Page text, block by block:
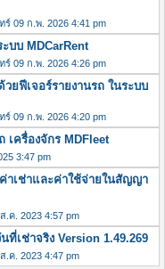
ร์ 09 ก.พ. 2026 4:41 pm
บบ MDCarRent
ร์ 09 ก.พ. 2026 4:26 pm
ยฟีเจอร์รายงานรถ ในระบบ
ร์ 09 ก.พ. 2026 4:20 pm
เครื่องจักร MDFleet
3:47 pm
าเช่าและค่าใช้จ่ายในสัญญา
.ค. 2023 4:57 pm
เช่าจริง Version 1.49.269
.ค. 2023 4:47 pm